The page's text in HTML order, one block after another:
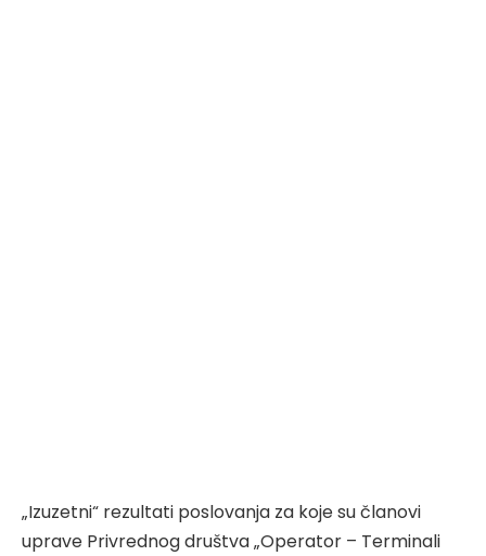
„Izuzetni“ rezultati poslovanja za koje su članovi
uprave Privrednog društva „Operator – Terminali